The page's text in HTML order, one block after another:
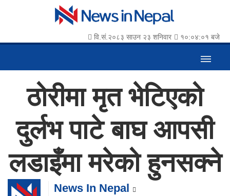
वि.सं.२०८३ साउन २३ शनिवार १०:०४:०२ बजे
ठोरीमा मृत भेटिएको
दुर्लभ पाटे बाघ आपसी
लडाइँमा मरेको हुनसक्ने
News In Nepal